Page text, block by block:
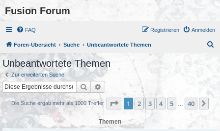
Fusion Forum
FAQ Anmelden
Registrieren
Foren-Übersicht Suche Unbeantwortete Themen
Unbeantwortete Themen
Zur erweiterten Suche
Suche Erweiterte Suche
Die Suche ergab mehr als 1000 Treffer Seite 1von 40
1 2 3 4 5 40
Themen